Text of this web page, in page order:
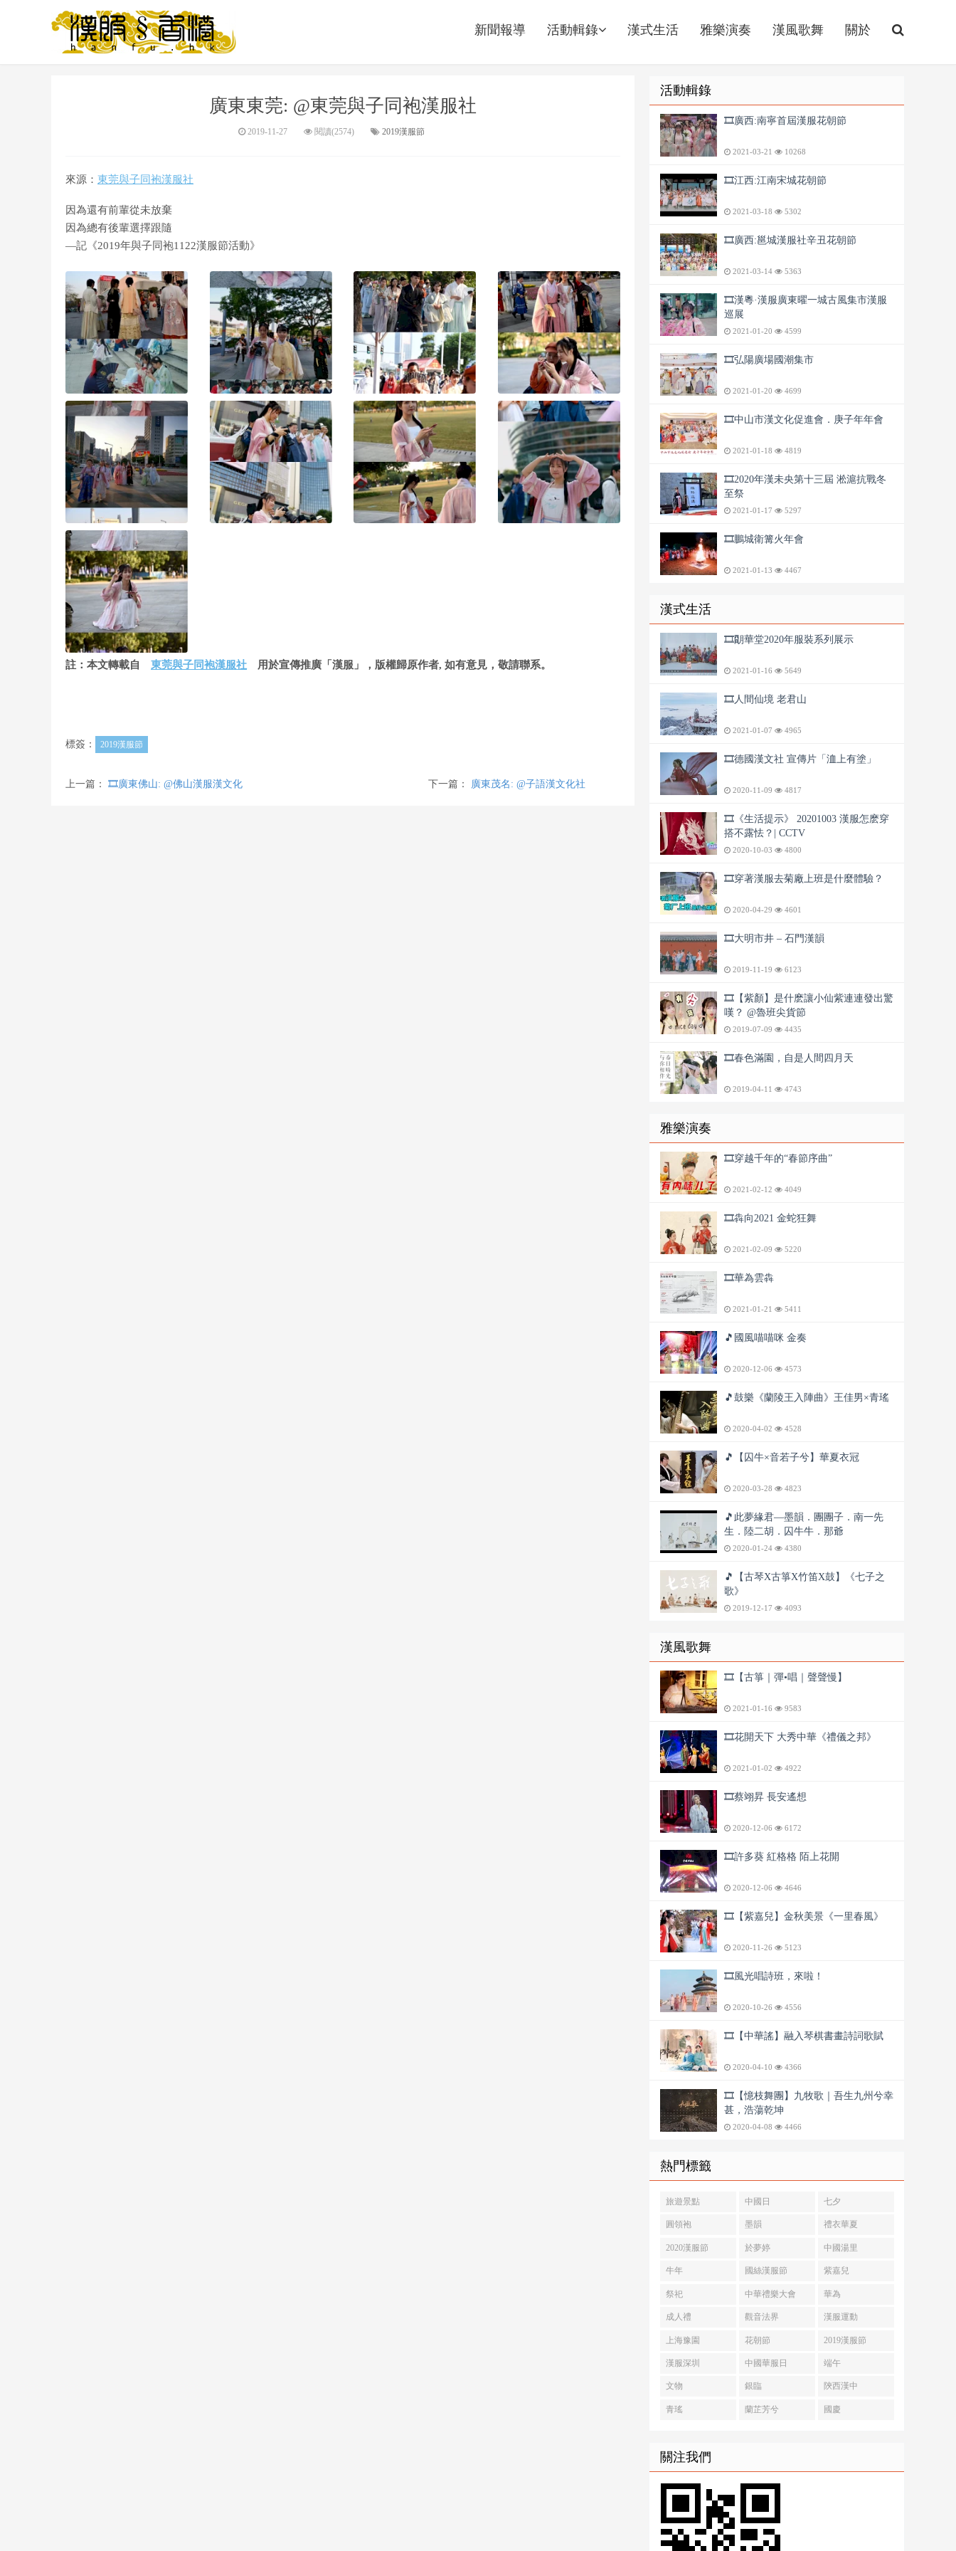
新聞報導 活動輯錄 漢式生活 雅樂演奏 漢風歌舞 關於
廣東東莞: @東莞與子同袍漢服社
2019-11-27 閱讀(2574) 2019漢服節
來源： 東莞與子同袍漢服社
因為還有前輩從未放棄
因為總有後輩選擇跟隨
—記《2019年與子同袍1122漢服節活動》
註：本文轉載自 東莞與子同袍漢服社 用於宣傳推廣「漢服」，版權歸原作者, 如有意見，敬請聯系。
標簽： 2019漢服節
上一篇： 🎞️廣東佛山: @佛山漢服漢文化 下一篇： 廣東茂名: @子語漢文化社
活動輯錄
🎞️廣西:南寧首屆漢服花朝節
2021-03-21 10268
🎞️江西:江南宋城花朝節
2021-03-18 5302
🎞️廣西:邕城漢服社辛丑花朝節
2021-03-14 5363
🎞️漢粵·漢服廣東曜一城古風集市漢服
巡展
2021-01-20 4599
🎞️弘陽廣場國潮集市
2021-01-20 4699
🎞️中山市漢文化促進會．庚子年年會
2021-01-18 4819
🎞️2020年漢未央第十三屆 淞滬抗戰冬
至祭
2021-01-17 5297
🎞️鵬城衛篝火年會
2021-01-13 4467
漢式生活
🎞️朙華堂2020年服裝系列展示
2021-01-16 5649
🎞️人間仙境 老君山
2021-01-07 4965
🎞️德國漢文社 宣傳片「洫上有塗」
2020-11-09 4817
🎞️《生活提示》 20201003 漢服怎麽穿
搭不露怯？| CCTV
2020-10-03 4800
🎞️穿著漢服去菊廠上班是什麼體驗？
2020-04-29 4601
🎞️大明市井 – 石門漢韻
2019-11-19 6123
🎞️【紫顏】是什麽讓小仙紫連連發出驚
嘆？ @魯班尖貨節
2019-07-09 4435
🎞️春色滿園，自是人間四月天
2019-04-11 4743
雅樂演奏
🎞️穿越千年的“春節序曲”
2021-02-12 4049
🎞️犇向2021 金蛇狂舞
2021-02-09 5220
🎞️華為雲犇
2021-01-21 5411
🎵國風喵喵咪 金奏
2020-12-06 4573
🎵鼓樂《蘭陵王入陣曲》王佳男×青瑤
2020-04-02 4528
🎵【囚牛×音若子兮】華夏衣冠
2020-03-28 4823
🎵此夢緣君—墨韻．團團子．南一先
生．陸二胡．囚牛牛．那爺
2020-01-24 4380
🎵【古琴X古箏X竹笛X鼓】《七子之
歌》
2019-12-17 4093
漢風歌舞
🎞️【古箏｜彈•唱｜聲聲慢】
2021-01-16 9583
🎞️花開天下 大秀中華《禮儀之邦》
2021-01-02 4922
🎞️蔡翊昇 長安遙想
2020-12-06 6172
🎞️許多葵 紅格格 陌上花開
2020-12-06 4646
🎞️【紫嘉兒】金秋美景《一里春風》
2020-11-26 5123
🎞️風光唱詩班，來啦！
2020-10-26 4556
🎞️【中華謠】融入琴棋書畫詩詞歌賦
2020-04-10 4366
🎞️【憶枝舞團】九牧歌｜吾生九州兮幸
甚，浩蕩乾坤
2020-04-08 4466
熱門標籤
旅遊景點 中國日 七夕
圓領袍 墨韻 禮衣華夏
2020漢服節 於夢婷 中國湯里
牛年 國絲漢服節 紫嘉兒
祭祀 中華禮樂大會 華為
成人禮 觀音法界 漢服運動
上海豫園 花朝節 2019漢服節
漢服深圳 中國華服日 端午
文物 銀臨 陝西漢中
青瑤 蘭芷芳兮 國慶
關注我們